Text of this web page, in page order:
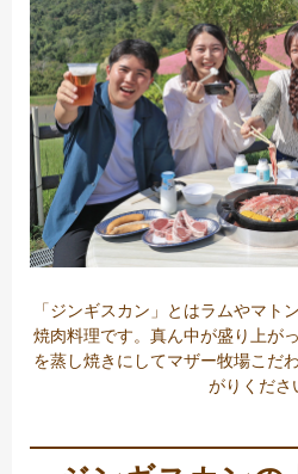
「ジンギスカン」とはラムやマト
焼肉料理です。真ん中が盛り上が
を蒸し焼きにしてマザー牧場こだ
がりくださ